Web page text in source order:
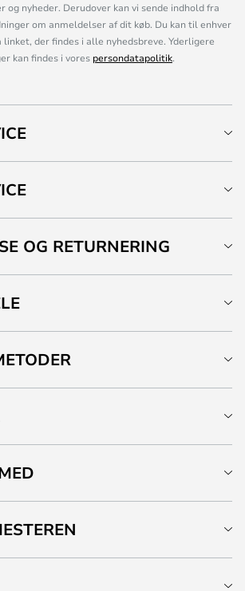
og nyheder. Derudover kan vi sende indhold fra
om anmeldelser af dit køb. Du kan til enhver
der findes i alle nyhedsbreve. Yderligere
kan findes i vores persondatapolitik.
OG RETURNERING